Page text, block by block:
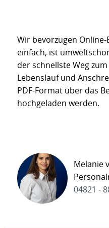
Wir bevorzugen
einfach, ist
der schnellste Weg
Lebenslauf und
PDF-Format über das
hochgeladen werden.
Melanie
04821 -